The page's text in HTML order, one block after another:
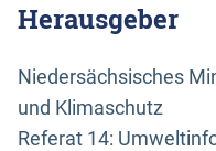
Herausgeber
Niedersächsisches
und Klimaschutz
Referat 14: